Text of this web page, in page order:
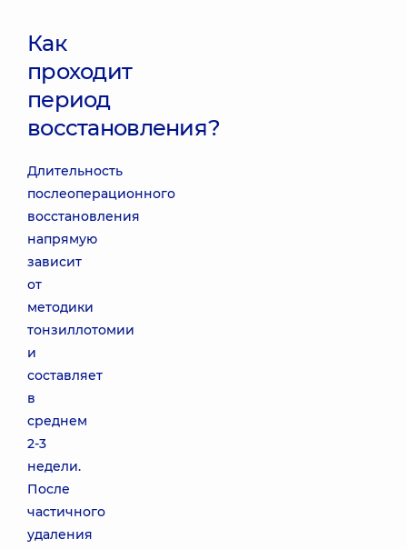
Как
проходит
период
восстановления?
Длительность
послеоперационного
восстановления
напрямую
зависит
от
методики
тонзиллотомии
и
составляет
в
среднем
2-3
недели.
После
частичного
удаления